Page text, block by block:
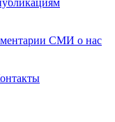
СМИ о нас